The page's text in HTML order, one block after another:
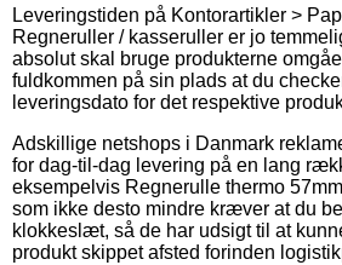
Leveringstiden på Kontorartikler >
Regneruller / kasseruller er jo
absolut skal bruge produkterne
fuldkommen på sin plads at du
leveringsdato for det respektive
Adskillige netshops i Danmark
for dag-til-dag levering på en lang
eksempelvis Regnerulle thermo
som ikke desto mindre kræver at du
klokkeslæt, så de har udsigt til at
produkt skippet afsted forinden